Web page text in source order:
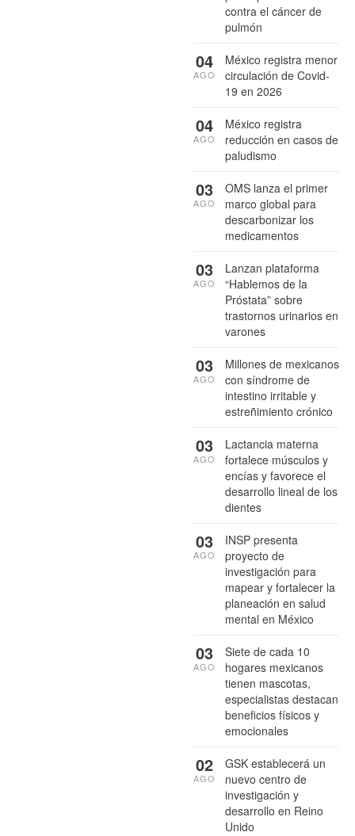
contra el cáncer de
pulmón
México registra menor
circulación de Covid-
19 en 2026
04
AGO
México registra
reducción en casos de
paludismo
04
AGO
OMS lanza el primer
marco global para
descarbonizar los
medicamentos
03
AGO
Lanzan plataforma
“Hablemos de la
Próstata” sobre
trastornos urinarios en
varones
03
AGO
Millones de mexicanos
con síndrome de
intestino irritable y
estreñimiento crónico
03
AGO
Lactancia materna
fortalece músculos y
encías y favorece el
desarrollo lineal de los
dientes
03
AGO
INSP presenta
proyecto de
investigación para
mapear y fortalecer la
planeación en salud
mental en México
03
AGO
Siete de cada 10
hogares mexicanos
tienen mascotas,
especialistas destacan
beneficios físicos y
emocionales
03
AGO
GSK establecerá un
nuevo centro de
investigación y
desarrollo en Reino
Unido
02
AGO